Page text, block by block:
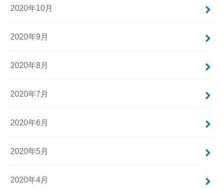
2020年10月
2020年9月
2020年8月
2020年7月
2020年6月
2020年5月
2020年4月